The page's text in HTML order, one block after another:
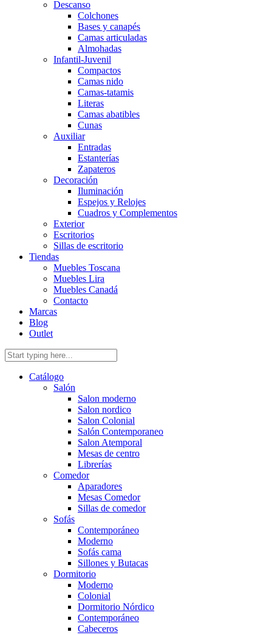
Descanso
Colchones
Bases y canapés
Camas articuladas
Almohadas
Infantil-Juvenil
Compactos
Camas nido
Camas-tatamis
Literas
Camas abatibles
Cunas
Auxiliar
Entradas
Estanterías
Zapateros
Decoración
Iluminación
Espejos y Relojes
Cuadros y Complementos
Exterior
Escritorios
Sillas de escritorio
Tiendas
Muebles Toscana
Muebles Lira
Muebles Canadá
Contacto
Marcas
Blog
Outlet
Catálogo
Salón
Salon moderno
Salon nordico
Salon Colonial
Salón Contemporaneo
Salon Atemporal
Mesas de centro
Librerías
Comedor
Aparadores
Mesas Comedor
Sillas de comedor
Sofás
Contemporáneo
Moderno
Sofás cama
Sillones y Butacas
Dormitorio
Moderno
Colonial
Dormitorio Nórdico
Contemporáneo
Cabeceros